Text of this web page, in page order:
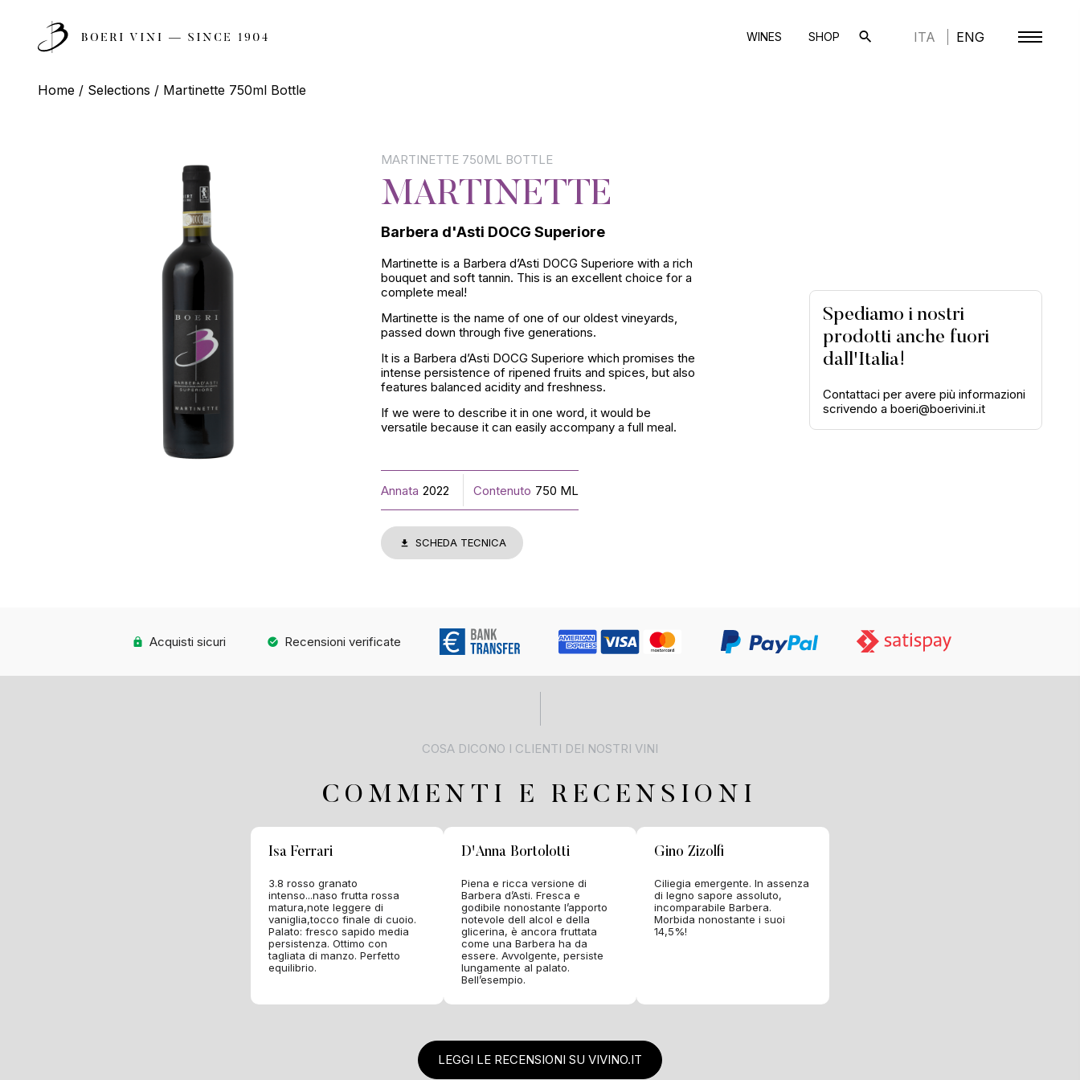
WINES SHOP ITA ENG
OUR FAMILY OUR EXPERIENCES Digital Design by Cosmo
Home / Selections / Martinette 750ml Bottle
MARTINETTE 750ML BOTTLE
MARTINETTE
Barbera d'Asti DOCG Superiore
Martinette is a Barbera d’Asti DOCG Superiore with a rich
bouquet and soft tannin. This is an excellent choice for a
complete meal!
Martinette is the name of one of our oldest vineyards,
passed down through five generations.
It is a Barbera d’Asti DOCG Superiore which promises the
intense persistence of ripened fruits and spices, but also
features balanced acidity and freshness.
If we were to describe it in one word, it would be
versatile because it can easily accompany a full meal.
Annata 2022 Contenuto 750 ML
SCHEDA TECNICA
Spediamo i nostri
prodotti anche fuori
dall'Italia!
Contattaci per avere più informazioni
scrivendo a boeri@boerivini.it
Acquisti sicuri Recensioni verificate
COSA DICONO I CLIENTI DEI NOSTRI VINI
COMMENTI E RECENSIONI
Isa Ferrari
3.8 rosso granato
intenso...naso frutta rossa
matura,note leggere di
vaniglia,tocco finale di cuoio.
Palato: fresco sapido media
persistenza. Ottimo con
tagliata di manzo. Perfetto
equilibrio.
D'Anna Bortolotti
Piena e ricca versione di
Barbera d’Asti. Fresca e
godibile nonostante l’apporto
notevole dell alcol e della
glicerina, è ancora fruttata
come una Barbera ha da
essere. Avvolgente, persiste
lungamente al palato.
Bell’esempio.
Gino Zizolfi
Ciliegia emergente. In assenza
di legno sapore assoluto,
incomparabile Barbera.
Morbida nonostante i suoi
14,5%!
LEGGI LE RECENSIONI SU VIVINO.IT